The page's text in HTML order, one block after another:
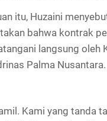
itu, Huzaini
bahwa kontrak
langsung oleh
Palma Nusantara.
Kami yang tanda